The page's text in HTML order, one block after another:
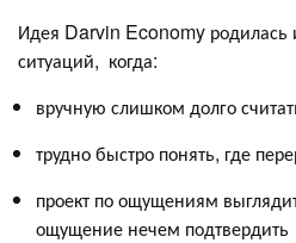
Идея Darvin Economy родилась
ситуаций, когда:
вручную слишком долго
трудно быстро понять, где
проект по ощущениям
ощущение нечем подтвердить